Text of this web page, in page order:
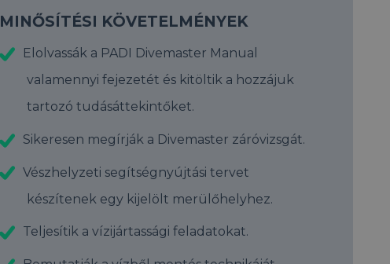
MINŐSÍTÉSI KÖVETELMÉNYEK
Elolvassák a PADI Divemaster Manual
valamennyi fejezetét és kitöltik a hozzájuk
tartozó tudásáttekintőket.
Sikeresen megírják a Divemaster záróvizsgát.
Vészhelyzeti segítségnyújtási tervet
készítenek egy kijelölt merülőhelyhez.
Teljesítik a vízijártassági feladatokat.